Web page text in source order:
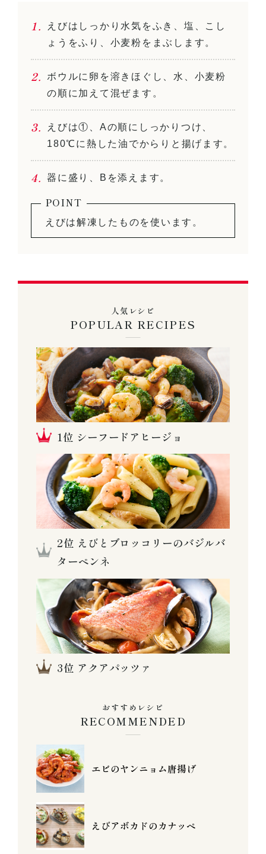
えびはしっかり水気をふき、塩、こし
ょうをふり、小麦粉をまぶします。
ボウルに卵を溶きほぐし、水、小麦粉
の順に加えて混ぜます。
えびは①、Aの順にしっかりつけ、
180℃に熱した油でからりと揚げます。
器に盛り、Bを添えます。
えびは解凍したものを使います。
人気レシピ
POPULAR RECIPES
シーフードアヒージョ
えびとブロッコリーのバジルバ
ターペンネ
アクアパッツァ
おすすめレシピ
RECOMMENDED
エビのヤンニョム唐揚げ
えびアボカドのカナッペ